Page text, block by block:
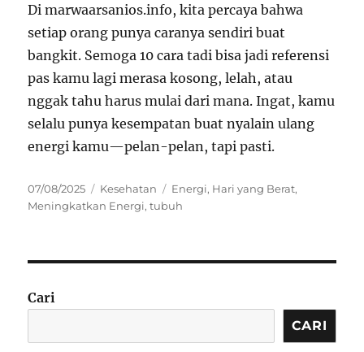
Di marwaarsanios.info, kita percaya bahwa
setiap orang punya caranya sendiri buat
bangkit. Semoga 10 cara tadi bisa jadi referensi
pas kamu lagi merasa kosong, lelah, atau
nggak tahu harus mulai dari mana. Ingat, kamu
selalu punya kesempatan buat nyalain ulang
energi kamu—pelan-pelan, tapi pasti.
Posted
on
07/08/2025 Categories
Kesehatan Tags
Energi, Hari yang Berat,
Meningkatkan Energi,tubuh
Cari
CARI